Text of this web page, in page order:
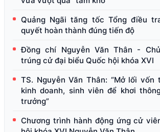
Quảng Ngãi tăng tốc Tổng điều
quyết hoàn thành đúng tiến độ
Đồng chí Nguyễn Văn Thân -
trúng cử đại biểu Quốc hội khóa XVI
TS. Nguyễn Văn Thân: “Mở lối
kinh doanh, sinh viên để khơi
trưởng”
Chương trình hành động ứng cử